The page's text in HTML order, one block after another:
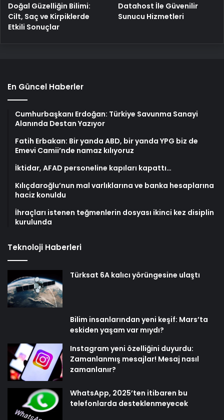
Doğal Güzelliğin Bilimi:
Cilt, Saç ve Kirpiklerde
Etkili Sonuçlar
Datahost İle Güvenilir
Sunucu Hizmetleri
En Güncel Haberler
Cumhurbaşkanı Erdoğan: Türkiye Savunma Sanayi
Alanında Destan Yazıyor
Fatih Erbakan: Bir yanda ABD, bir yanda YPG biz de
Emevi Camii’nde namaz kılıyoruz
İktidar, AFAD personeline kapıları kapattı…
Kılıçdaroğlu’nun mal varlıklarına ve banka hesaplarına
haciz konuldu
İhraçları istenen teğmenlerin dosyası ikinci kez disiplin
kurulunda
Teknoloji Haberleri
Türksat 6A kalıcı yörüngesine ulaştı
Bilim insanlarından yeni keşif: Mars’ta
eskiden yaşam var mıydı?
Instagram yeni özelliğini duyurdu:
Zamanlanmış mesajlar! Mesaj nasıl
zamanlanır?
WhatsApp, 2025’ten itibaren bu
telefonlarda desteklenmeyecek